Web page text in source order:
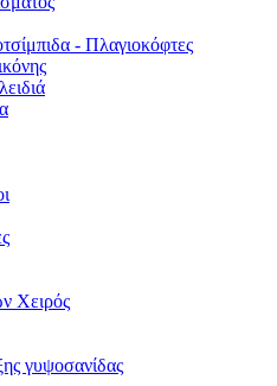
- Πλαγιοκόφτες
Χειρός
γυψοσανίδας